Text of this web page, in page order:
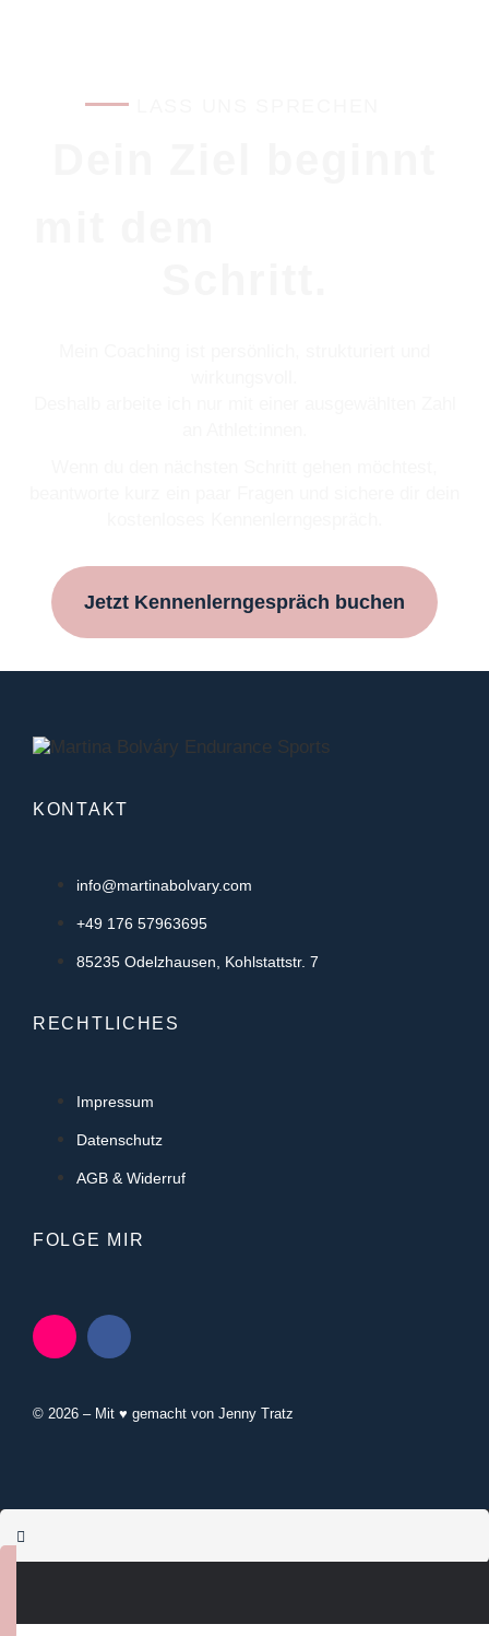
Jetzt Kennenlerngespräch buchen
KONTAKT
info@martinabolvary.com
+49 176 57963695
85235 Odelzhausen, Kohlstattstr. 7
RECHTLICHES
Impressum
Datenschutz
AGB & Widerruf
FOLGE MIR
© 2026 – Mit ♥ gemacht von Jenny Tratz